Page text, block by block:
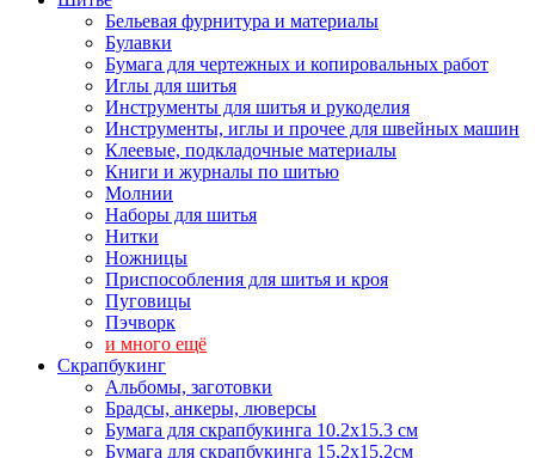
Бельевая фурнитура и материалы
Булавки
Бумага для чертежных и копировальных работ
Иглы для шитья
Инструменты для шитья и рукоделия
Инструменты, иглы и прочее для швейных машин
Клеевые, подкладочные материалы
Книги и журналы по шитью
Молнии
Наборы для шитья
Нитки
Ножницы
Приспособления для шитья и кроя
Пуговицы
Пэчворк
и много ещё
Скрапбукинг
Альбомы, заготовки
Брадсы, анкеры, люверсы
Бумага для скрапбукинга 10.2х15.3 см
Бумага для скрапбукинга 15,2х15,2см